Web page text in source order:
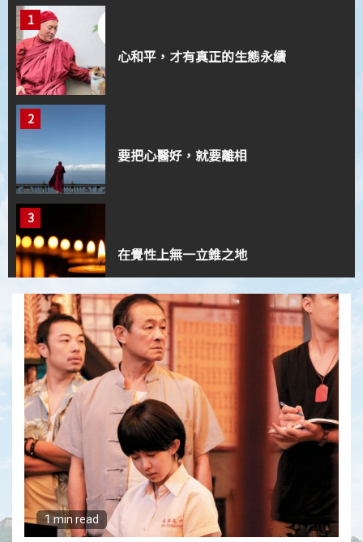
1
心和平，才有真正的生態永續
2
要把心醫好，就要離相
3
在覺性上無一立錐之地
4
止惡行善的導航系統
5
心道法師：禪就是禪
1 1 min read